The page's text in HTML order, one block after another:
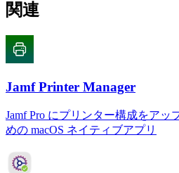
関連
Jamf Printer Manager
Jamf Pro にプリンター構成をアッ
めの macOS ネイティブアプリ